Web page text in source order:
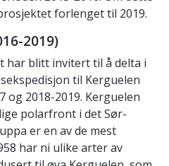
forlenget til 2019.
2019)
har blitt invitert til å delta i
til Kerguelen
og 2018-2019. Kerguelen
polarfront i det Sør-
er en av de mest
har ni ulike arter av